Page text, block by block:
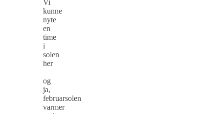
Vi
kunne
nyte
en
time
i
solen
her
–
og
ja,
februarsolen
varmer